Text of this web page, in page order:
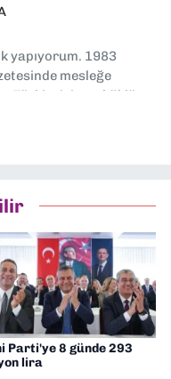
yapıyorum. 1983
mesleğe
Türkiye’nin en köklü
yardımcısı ve spor
yaptım. Ayrıca Yeni
yapıyorum
Parti'ye 8 günde 293
lira